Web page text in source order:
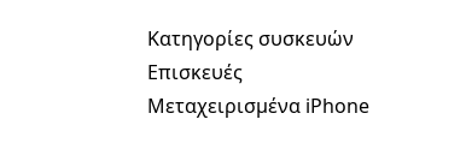
Κατηγορίες συσκευών
Επισκευές
Μεταχειρισμένα iPhone